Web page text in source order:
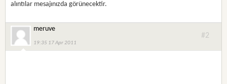
alıntılar mesajınızda görünecektir.
meruve
19:35 17 Apr 2011
#2